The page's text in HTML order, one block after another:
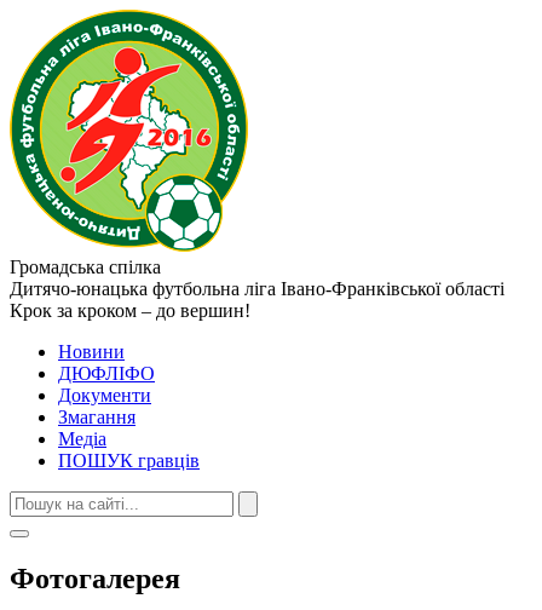
Громадська спілка
Дитячо-юнацька футбольна ліга Івано-Франківської області
Крок за кроком – до вершин!
Новини
ДЮФЛІФО
Документи
Змагання
Медіа
ПОШУК гравців
Фотогалерея